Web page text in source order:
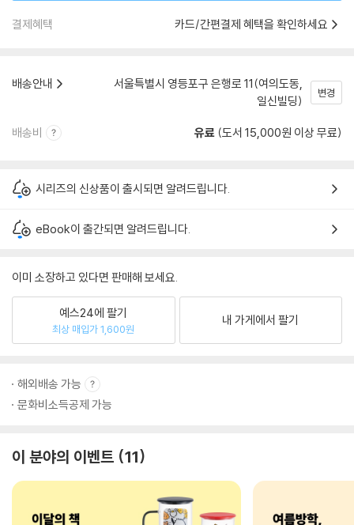
결제혜택 카드/간편결제 혜택을 확인하세요
배송안내
서울특별시 영등포구 은행로 11(여의도동,
일신빌딩)
변경
배송비 유료 (도서 15,000원 이상 무료)
시리즈의 신상품이 출시되면 알려드립니다.
eBook이 출간되면 알려드립니다.
이미 소장하고 있다면 판매해 보세요.
예스24에 팔기
최상 매입가 1,600원
내 가게에서 팔기
해외배송 가능
문화비소득공제 가능
이 분야의 이벤트 11